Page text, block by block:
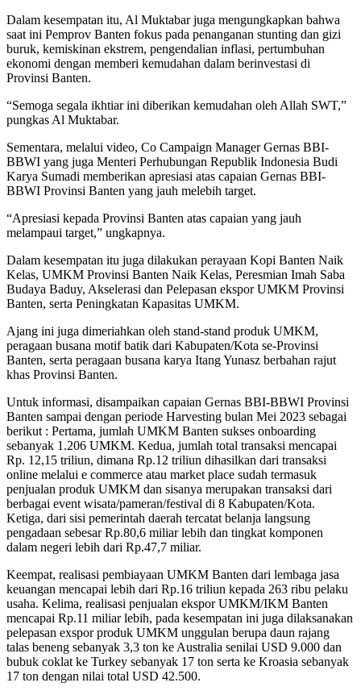
Dalam kesempatan itu, Al Muktabar juga mengungkapkan bahwa
saat ini Pemprov Banten fokus pada penanganan stunting dan gizi
buruk, kemiskinan ekstrem, pengendalian inflasi, pertumbuhan
ekonomi dengan memberi kemudahan dalam berinvestasi di
Provinsi Banten.
“Semoga segala ikhtiar ini diberikan kemudahan oleh Allah SWT,”
pungkas Al Muktabar.
Sementara, melalui video, Co Campaign Manager Gernas BBI-
BBWI yang juga Menteri Perhubungan Republik Indonesia Budi
Karya Sumadi memberikan apresiasi atas capaian Gernas BBI-
BBWI Provinsi Banten yang jauh melebih target.
“Apresiasi kepada Provinsi Banten atas capaian yang jauh
melampaui target,” ungkapnya.
Dalam kesempatan itu juga dilakukan perayaan Kopi Banten Naik
Kelas, UMKM Provinsi Banten Naik Kelas, Peresmian Imah Saba
Budaya Baduy, Akselerasi dan Pelepasan ekspor UMKM Provinsi
Banten, serta Peningkatan Kapasitas UMKM.
Ajang ini juga dimeriahkan oleh stand-stand produk UMKM,
peragaan busana motif batik dari Kabupaten/Kota se-Provinsi
Banten, serta peragaan busana karya Itang Yunasz berbahan rajut
khas Provinsi Banten.
Untuk informasi, disampaikan capaian Gernas BBI-BBWI Provinsi
Banten sampai dengan periode Harvesting bulan Mei 2023 sebagai
berikut : Pertama, jumlah UMKM Banten sukses onboarding
sebanyak 1.206 UMKM. Kedua, jumlah total transaksi mencapai
Rp. 12,15 triliun, dimana Rp.12 triliun dihasilkan dari transaksi
online melalui e commerce atau market place sudah termasuk
penjualan produk UMKM dan sisanya merupakan transaksi dari
berbagai event wisata/pameran/festival di 8 Kabupaten/Kota.
Ketiga, dari sisi pemerintah daerah tercatat belanja langsung
pengadaan sebesar Rp.80,6 miliar lebih dan tingkat komponen
dalam negeri lebih dari Rp.47,7 miliar.
Keempat, realisasi pembiayaan UMKM Banten dari lembaga jasa
keuangan mencapai lebih dari Rp.16 triliun kepada 263 ribu pelaku
usaha. Kelima, realisasi penjualan ekspor UMKM/IKM Banten
mencapai Rp.11 miliar lebih, pada kesempatan ini juga dilaksanakan
pelepasan exspor produk UMKM unggulan berupa daun rajang
talas beneng sebanyak 3,3 ton ke Australia senilai USD 9.000 dan
bubuk coklat ke Turkey sebanyak 17 ton serta ke Kroasia sebanyak
17 ton dengan nilai total USD 42.500.